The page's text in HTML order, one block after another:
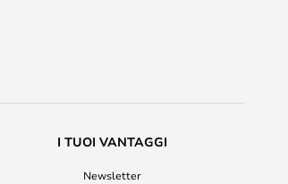
I TUOI VANTAGGI
Newsletter